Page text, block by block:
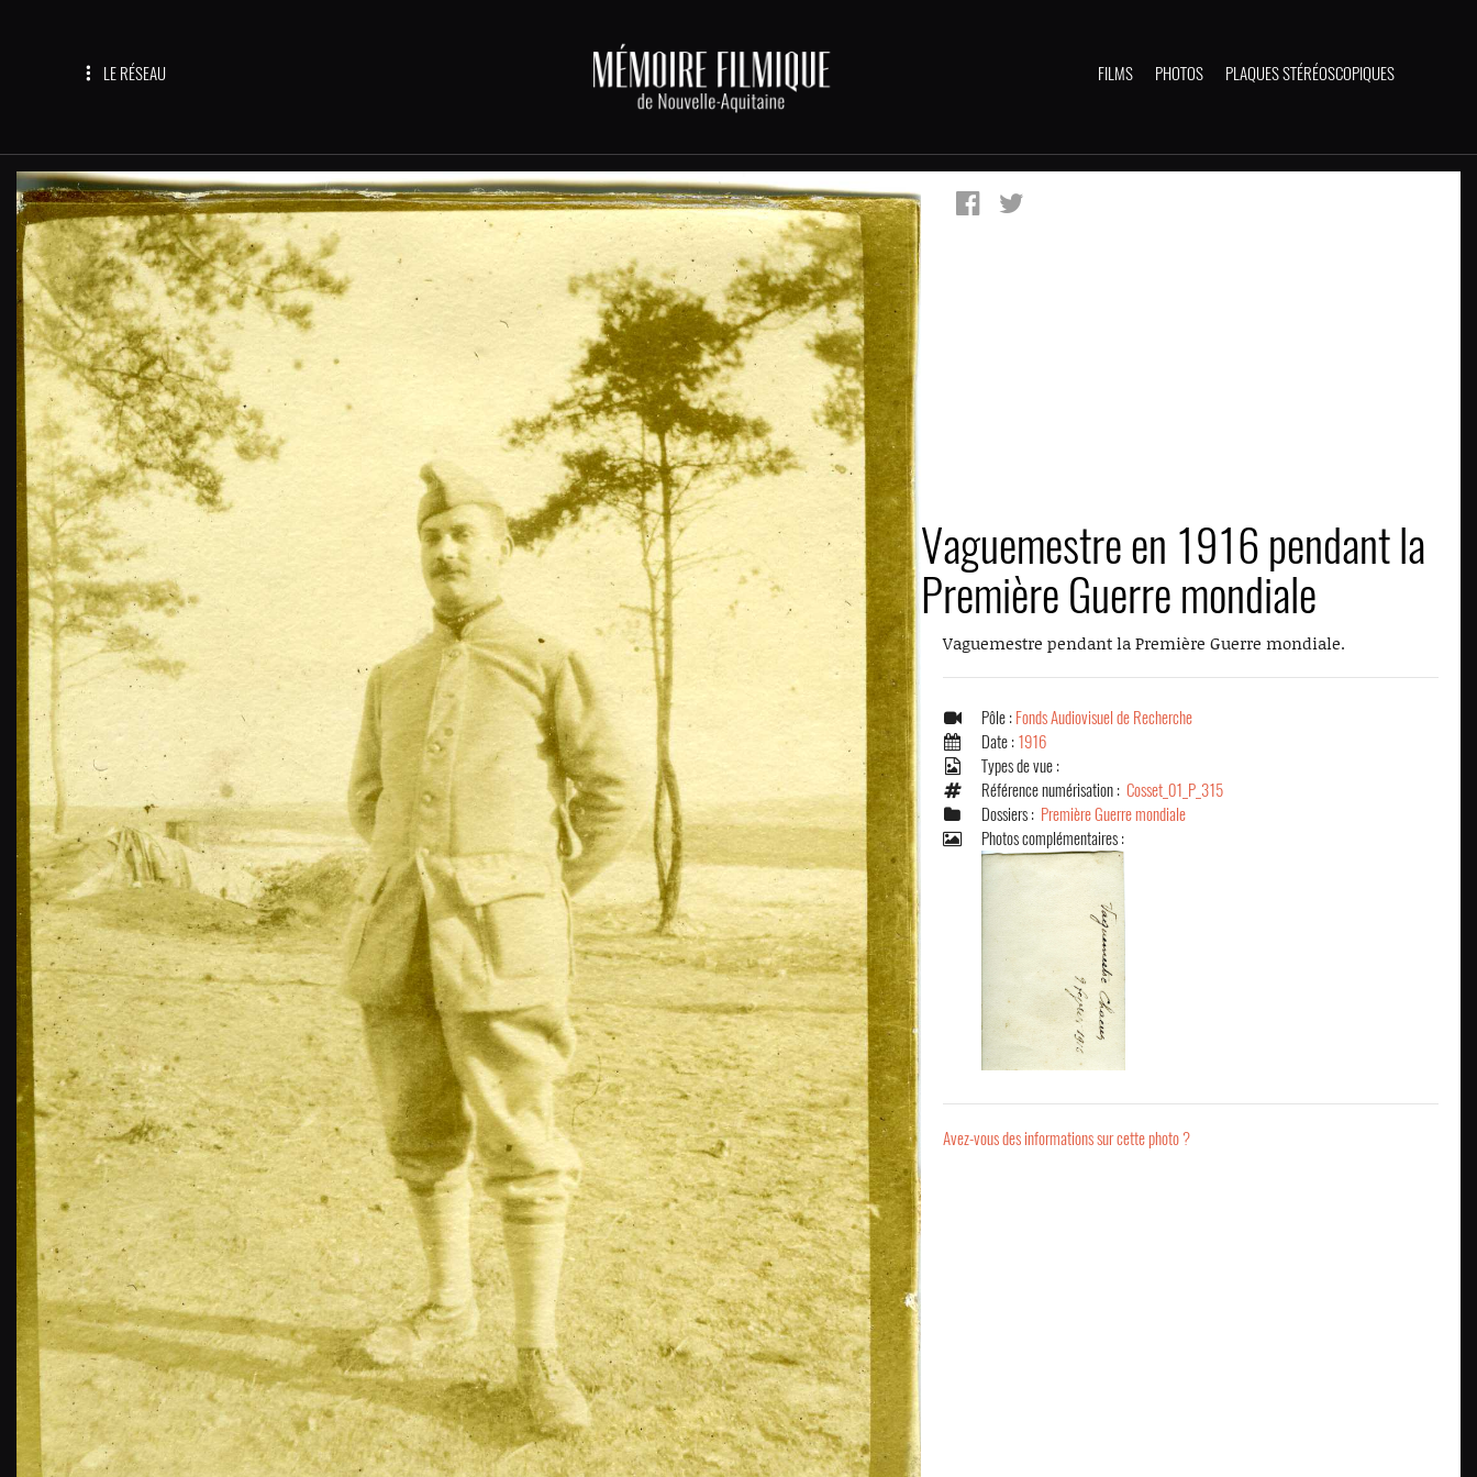
LE RÉSEAU FILMS PHOTOS PLAQUES STÉRÉOSCOPIQUES
Vaguemestre en 1916 pendant la
Première Guerre mondiale
Vaguemestre pendant la Première Guerre mondiale.
Pôle : Fonds Audiovisuel de Recherche
Date : 1916
Types de vue :
Référence numérisation :Cosset_01_P_315
Dossiers : Première Guerre mondiale
Photos complémentaires :
Avez-vous des informations sur cette photo ?